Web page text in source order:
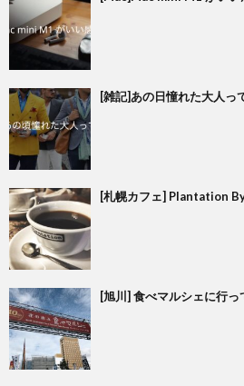
[雑記]あの日憧れた大人っ
[札幌カフェ] Plantation
[旭川] 食べマルシェに行っ